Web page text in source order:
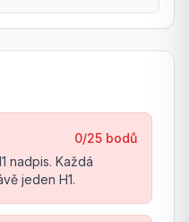
0/25 bodů
nadpis. Každá
jeden H1.